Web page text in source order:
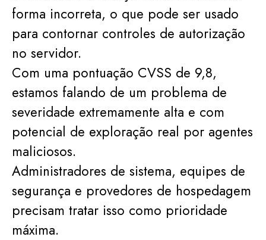
forma incorreta, o que pode ser usado
para contornar controles de autorização
no servidor.
Com uma pontuação CVSS de 9,8,
estamos falando de um problema de
severidade extremamente alta e com
potencial de exploração real por agentes
maliciosos.
Administradores de sistema, equipes de
segurança e provedores de hospedagem
precisam tratar isso como prioridade
máxima.